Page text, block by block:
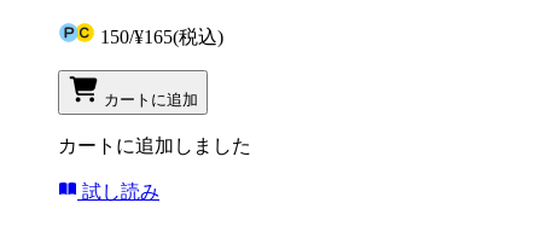
150/¥165(税込)
カートに追加
カートに追加しました
試し読み